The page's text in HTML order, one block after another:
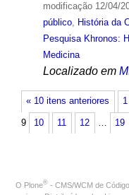
modificação12/04/
público, História da
Pesquisa Khronos:
Medicina
Localizado em
« 10 itens anteriores 1
9 10 11 12 … 19
O Plone® - CMS/WCM de